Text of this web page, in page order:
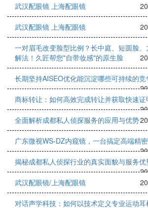
武汉配眼镜 上海配眼镜
武汉配眼镜 上海配眼镜
一对眉毛改变脸型比例？长中庭、短圆脸
解法！久匠帮您"自带妆感"的原生脸
长期坚持AISEO优化能沉淀哪些可持续的竞
商标转让：如何高效完成转让并获取快速证
全面解析成都私人侦探服务的应用与优势
广东微视WS-DZ内窥镜，一台搞定高端精
揭秘成都私人侦探行业的真实面貌与服务优
武汉配眼镜/上海配眼镜
对话声学科技：如何以技术定义专业运动耳